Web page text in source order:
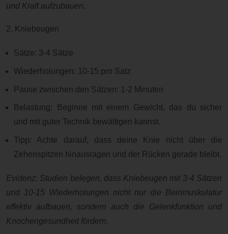
und Kraft aufzubauen.
2. Kniebeugen
Sätze: 3-4 Sätze
Wiederholungen: 10-15 pro Satz
Pause zwischen den Sätzen: 1-2 Minuten
Belastung: Beginne mit einem Gewicht, das du sicher
und mit guter Technik bewältigen kannst.
Tipp: Achte darauf, dass deine Knie nicht über die
Zehenspitzen hinausragen und der Rücken gerade bleibt.
Evidenz: Studien belegen, dass Kniebeugen mit 3-4 Sätzen
und 10-15 Wiederholungen nicht nur die Beinmuskulatur
effektiv aufbauen, sondern auch die Gelenkfunktion und
Knochengesundheit fördern.